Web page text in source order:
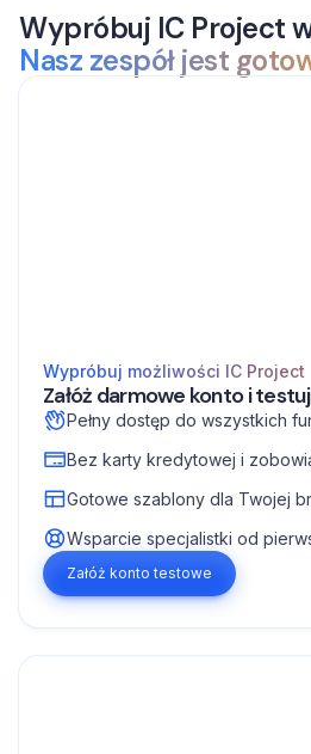
Wypróbuj IC Project
Nasz zespół jest
Wypróbuj możliwości IC Project
Załóż darmowe konto i
Pełny dostęp do wszystkich
Bez karty kredytowej i
Gotowe szablony dla Twojej
Wsparcie specjalistki od
Załóż konto testowe